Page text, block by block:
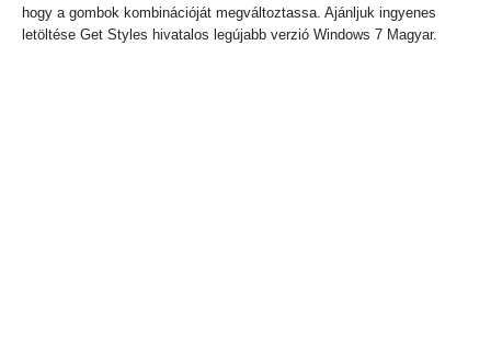
hogy a gombok kombinációját megváltoztassa. Ajánljuk ingyenes
letöltése Get Styles hivatalos legújabb verzió Windows 7 Magyar.